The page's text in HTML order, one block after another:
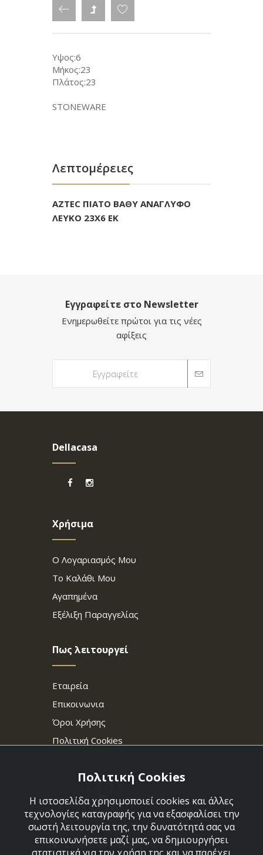
Υψος:6
Μήκος:23
Πλάτος:23
STONEWARE
Λεπτομέρειες
AZTEC ΠΙΑΤΟ ΒΑΘΥ ΑΝΑΓΛΥΦΟ
ΛΕΥΚΟ 23Χ6 ΕΚ
Εγγραφείτε στο Newsletter
Ενημερωθείτε πρώτοι για τις νέες
αφίξεις
Dellacasa
Χρήσιμα
Ο Λογαριασμός Μου
Το Καλάθι Μου
Αγαπημένα
Εξέλιξη Παραγγελίας
Πως λειτουργεί
Εταιρεία
Επικοινωνια
Όροι Χρήσης
Πολιτική Cookies
Στεφάνου Σαράφη 36,
Πολιτική Cookies
Η ιστοσελίδα χρησιμοποιεί cookies και άλλες
τεχνολογίες καταγραφής για να εξασφαλίσει την
σωστή λειτουργία της, την δυνατότητά σας να
επικοινωνήσετε μαζί μας, να δημιουργήσει